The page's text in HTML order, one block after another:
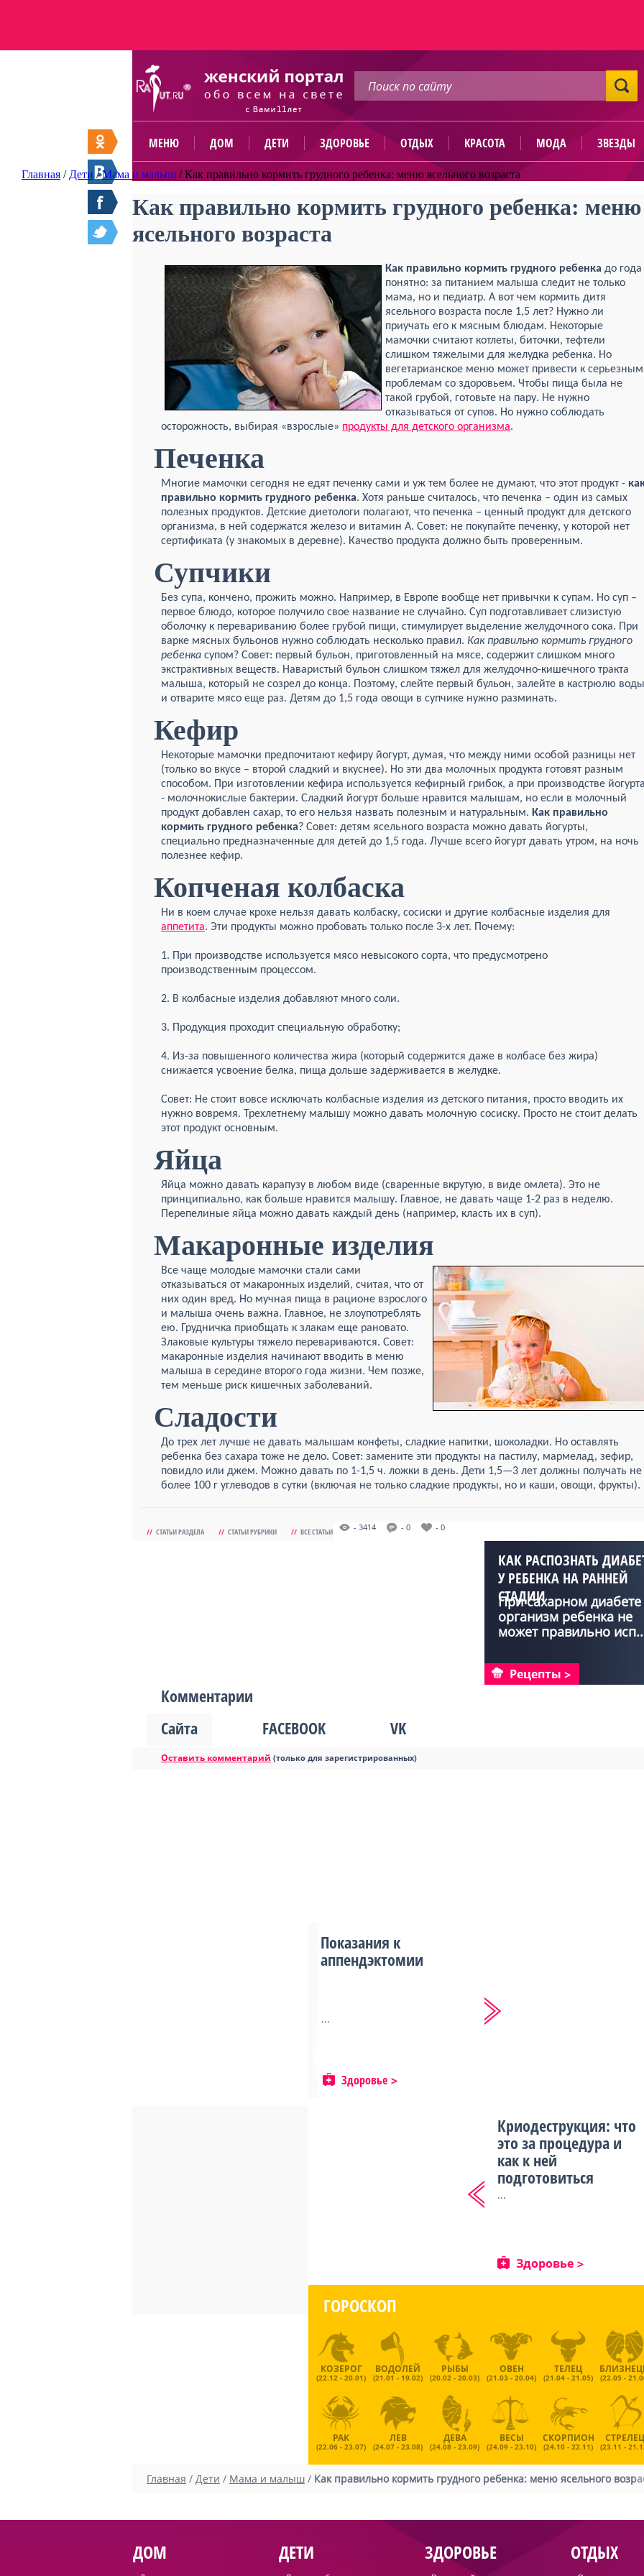
МЕНЮ ДОМ ДЕТИ ЗДОРОВЬЕ ОТДЫХ КРАСОТА МОДА ЗВЕЗДЫ
Главная / Дети /Мама и малыш /Как правильно кормить грудного ребенка: меню ясельного возраста
Как правильно кормить грудного ребенка: меню
ясельного возраста
Как правильно кормить грудного ребенка до года
понятно: за питанием малыша следит не только
мама, но и педиатр. А вот чем кормить дитя
ясельного возраста после 1,5 лет? Нужно ли
приучать его к мясным блюдам. Некоторые
мамочки считают котлеты, биточки, тефтели
слишком тяжелыми для желудка ребенка. Но
вегетарианское меню может привести к серьезным
проблемам со здоровьем. Чтобы пища была не
такой грубой, готовьте на пару. Не нужно
отказываться от супов. Но нужно соблюдать
осторожность, выбирая «взрослые» продукты для детского организма.
Печенка
Многие мамочки сегодня не едят печенку сами и уж тем более не думают, что этот продукт -
правильно кормить грудного ребенка. Хотя раньше считалось, что печенка – один из самых
полезных продуктов. Детские диетологи полагают, что печенка – ценный продукт для детского
организма, в ней содержатся железо и витамин A. Совет: не покупайте печенку, у которой нет
сертификата (у знакомых в деревне). Качество продукта должно быть проверенным.
Супчики
Без супа, кончено, прожить можно. Например, в Европе вообще нет привычки к супам. Но суп –
первое блюдо, которое получило свое название не случайно. Суп подготавливает слизистую
оболочку к перевариванию более грубой пищи, стимулирует выделение желудочного сока. При
варке мясных бульонов нужно соблюдать несколько правил. Как правильно кормить грудного
ребенка супом? Совет: первый бульон, приготовленный на мясе, содержит слишком много
экстрактивных веществ. Наваристый бульон слишком тяжел для желудочно-кишечного тракта
малыша, который не созрел до конца. Поэтому, слейте первый бульон, залейте в кастрюлю воды
и отварите мясо еще раз. Детям до 1,5 года овощи в супчике нужно разминать.
Кефир
Некоторые мамочки предпочитают кефиру йогурт, думая, что между ними особой разницы нет
(только во вкусе – второй сладкий и вкуснее). Но эти два молочных продукта готовят разным
способом. При изготовлении кефира используется кефирный грибок, а при производстве
- молочнокислые бактерии. Сладкий йогурт больше нравится малышам, но если в молочный
продукт добавлен сахар, то его нельзя назвать полезным и натуральным. Как правильно
кормить грудного ребенка? Совет: детям ясельного возраста можно давать йогурты,
специально предназначенные для детей до 1,5 года. Лучше всего йогурт давать утром, на ночь
полезнее кефир.
Копченая колбаска
Ни в коем случае крохе нельзя давать колбаску, сосиски и другие колбасные изделия для
аппетита. Эти продукты можно пробовать только после 3-х лет. Почему:
1. При производстве используется мясо невысокого сорта, что предусмотрено
производственным процессом.
2. В колбасные изделия добавляют много соли.
3. Продукция проходит специальную обработку;
4. Из-за повышенного количества жира (который содержится даже в колбасе без жира)
снижается усвоение белка, пища дольше задерживается в желудке.
Совет: Не стоит вовсе исключать колбасные изделия из детского питания, просто вводить их
нужно вовремя. Трехлетнему малышу можно давать молочную сосиску. Просто не стоит делать
этот продукт основным.
Яйца
Яйца можно давать карапузу в любом виде (сваренные вкрутую, в виде омлета). Это не
принципиально, как больше нравится малышу. Главное, не давать чаще 1-2 раз в неделю.
Перепелиные яйца можно давать каждый день (например, класть их в суп).
Макаронные изделия
Все чаще молодые мамочки стали сами
отказываться от макаронных изделий, считая, что от
них один вред. Но мучная пища в рационе взрослого
и малыша очень важна. Главное, не злоупотреблять
ею. Грудничка приобщать к злакам еще рановато.
Злаковые культуры тяжело перевариваются. Совет:
макаронные изделия начинают вводить в меню
малыша в середине второго года жизни. Чем позже,
тем меньше риск кишечных заболеваний.
Сладости
До трех лет лучше не давать малышам конфеты, сладкие напитки, шоколадки. Но оставлять
ребенка без сахара тоже не дело. Совет: замените эти продукты на пастилу, мармелад, зефир,
повидло или джем. Можно давать по 1-1,5 ч. ложки в день. Дети 1,5—3 лет должны получать не
более 100 г углеводов в сутки (включая не только сладкие продукты, но и каши, овощи, фрукты).
// СТАТЬИ РАЗДЕЛА // СТАТЬИ РУБРИКИ // ВСЕ СТАТЬИ - 3414 - 0 - 0
КАК РАСПОЗНАТЬ
У РЕБЕНКА НА РАННЕЙ
СТАДИИ
При сахарном диабете
организм ребенка не
может правильно
Рецепты
Комментарии
Сайта
FACEBOOK VK
Оставить комментарий (только для зарегистрированных)
Показания к
аппендэктомии
...
Здоровье
Криодеструкция: что
это за процедура и
как к ней
подготовиться
...
Здоровье
ГОРОСКОП
КОЗЕРОГ
(22.12 - 20.01)
ВОДОЛЕЙ
(21.01 - 19.02)
РЫБЫ
(20.02 - 20.03)
ОВЕН
(21.03 - 20.04)
ТЕЛЕЦ
(21.04 - 21.05) (22.05 -
РАК
(22.06 - 23.07)
ЛЕВ
(24.07 - 23.08)
ДЕВА
(24.08 - 23.09)
ВЕСЫ
(24.09 - 23.10)
СКОРПИОН
(24.10 - 22.11)
СТРЕЛЕЦ
(23.11 -
Главная / Дети / Мама и малыш / Как правильно кормить грудного ребенка: меню ясельного
ДОМ ДЕТИ ЗДОРОВЬЕ ОТДЫХ